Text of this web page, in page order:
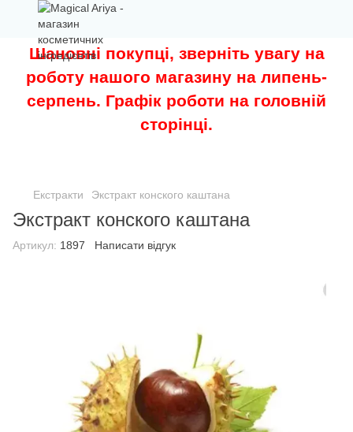
Шановні покупці, зверніть увагу на
роботу нашого магазину на липень-
серпень. Графік роботи на головній
сторінці.
Екстракти Экстракт конского каштана
Экстракт конского каштана
Артикул: 1897 Написати відгук